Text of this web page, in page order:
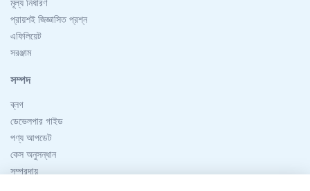
প্রায়শই জিজ্ঞাসিত প্রশ্ন
এফিলিয়েট
সরঞ্জাম
সম্পদ
ব্লগ
ডেভেলপার গাইড
পণ্য আপডেট
কেস অনুসন্ধান
সম্প্রদায়